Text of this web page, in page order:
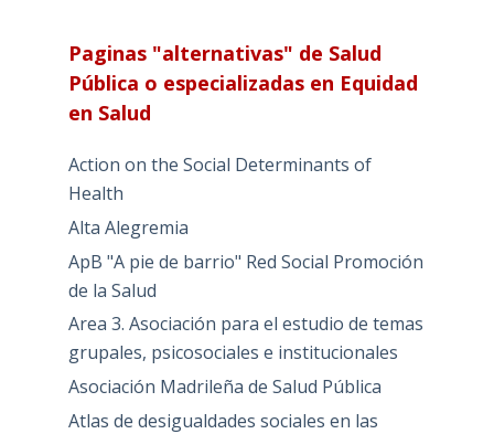
Paginas "alternativas" de Salud
Pública o especializadas en Equidad
en Salud
Action on the Social Determinants of
Health
Alta Alegremia
ApB "A pie de barrio" Red Social Promoción
de la Salud
Area 3. Asociación para el estudio de temas
grupales, psicosociales e institucionales
Asociación Madrileña de Salud Pública
Atlas de desigualdades sociales en las